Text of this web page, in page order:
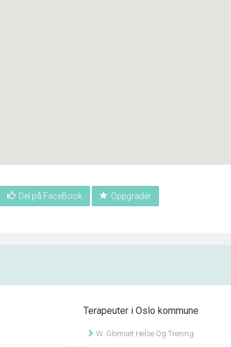
Del på FaceBook Oppgrader
Terapeuter i Oslo kommune
W. Glomset Helse Og Trening